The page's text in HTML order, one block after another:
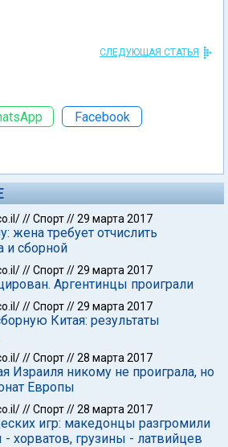
СЛЕДУЮЩАЯ СТАТЬЯ
Facebook
//Спорт//29 марта 2017
жена требует отчислить
и сборной
//Спорт//29 марта 2017
Аргентинцы проиграли
//Спорт//29 марта 2017
Китая: результаты
//Спорт//28 марта 2017
Израиля никому не проиграла, но
Европы
//Спорт//28 марта 2017
игр: македонцы разгромили
хорватов, грузины - латвийцев